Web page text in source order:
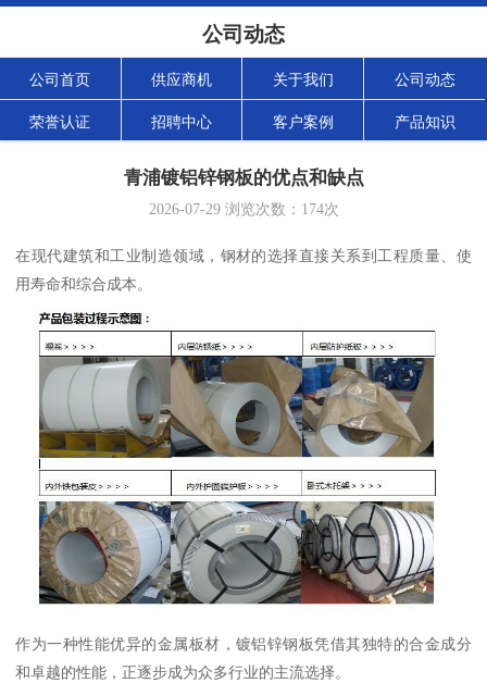
公司动态
公司首页 供应商机 关于我们 公司动态
荣誉认证 招聘中心 客户案例 产品知识
青浦镀铝锌钢板的优点和缺点
2026-07-29浏览次数： 174次
在现代建筑和工业制造领域，钢材的选择直接关系到工程质量、使
用寿命和综合成本。
作为一种性能优异的金属板材，镀铝锌钢板凭借其独特的合金成分
和卓越的性能，正逐步成为众多行业的主流选择。